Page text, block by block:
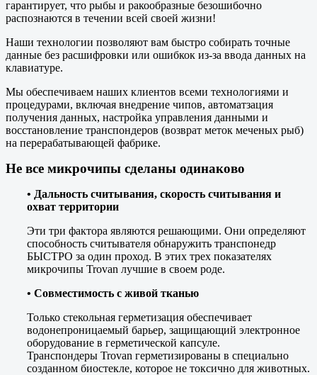
гарантирует, что рыбы и ракообразные безошибочно
распознаются в течении всей своей жизни!
Наши технологии позволяют вам быстро собирать точные
данные без расшифровки или ошибкок из-за ввода данных на
клавиатуре.
Мы обеспечиваем наших клиентов всеми технологиями и
процедурами, включая внедрение чипов, автоматзация
получения данных, настройка управления данными и
восстановление транспондеров (возврат меток меченых рыб)
на перерабатывающей фабрике.
Не все микрочипы сделаны одинаково
• Дальность считывания, скорость считывания и
охват территории
Эти три фактора являются решающими. Они определяют
способность считывателя обнаружить транспонедр
БЫСТРО за один проход. В этих трех показателях
микрочипы Trovan лучшие в своем роде.
• Совместимость с живой тканью
Только стекольная герметизация обеспечивает
водонепроницаемый барьер, защищающий электронное
оборудование в герметической капсуле.
Транспондеры Trovan герметизированы в специально
созданном биостекле, которое не токсично для животных.